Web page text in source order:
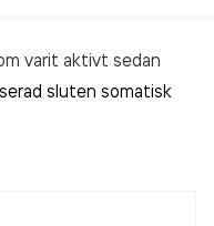
varit aktivt sedan
sluten somatisk